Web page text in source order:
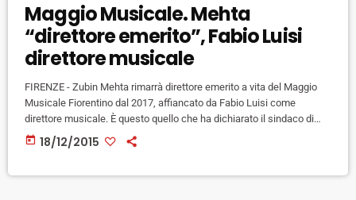
Maggio Musicale. Mehta
“direttore emerito”, Fabio Luisi
direttore musicale
FIRENZE - Zubin Mehta rimarrà direttore emerito a vita del Maggio
Musicale Fiorentino dal 2017, affiancato da Fabio Luisi come
direttore musicale. È questo quello che ha dichiarato il sindaco di
Firenze e presidente della fondazione Dario Nardella al termine della
riunione con il sovrintendente dell'ente lirico Francesco Bianchi, i
today 18/12/2015